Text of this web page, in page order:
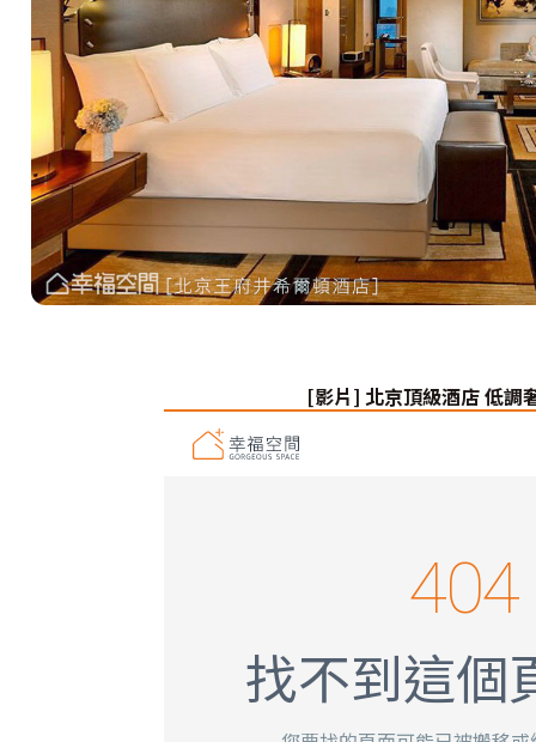
[影片] 北京頂級酒店 低調